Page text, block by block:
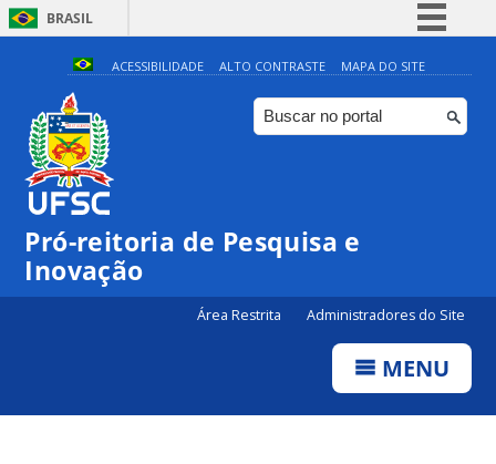
BRASIL
Simplifique!
Comunica BR
Participe
Canais
ACESSIBILIDADE ALTO CONTRASTE MAPA DO SITE
Pró-reitoria de Pesquisa e
Inovação
Área Restrita Administradores do Site
MENU